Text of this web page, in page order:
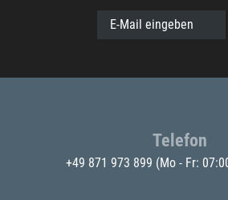
E-Mail eingeben
Telefon
+49 871 973 899 (Mo - Fr: